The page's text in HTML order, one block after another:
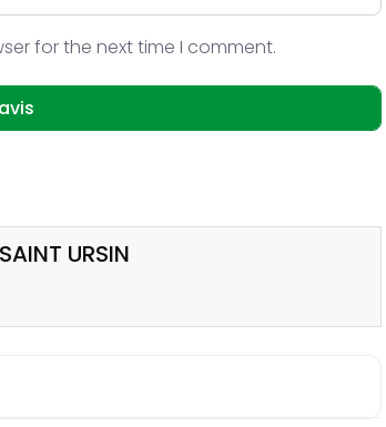
for the next time I comment.
URSIN